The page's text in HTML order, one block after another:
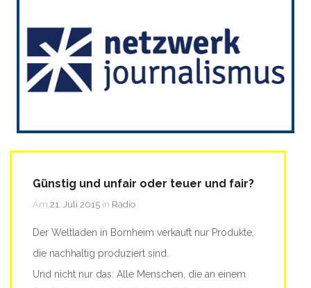
Günstig und unfair oder teuer und fair?
Am 21. Juli 2015 in Radio
Der Weltladen in Bornheim verkauft nur Produkte,
die nachhaltig produziert sind.
Und nicht nur das: Alle Menschen, die an einem